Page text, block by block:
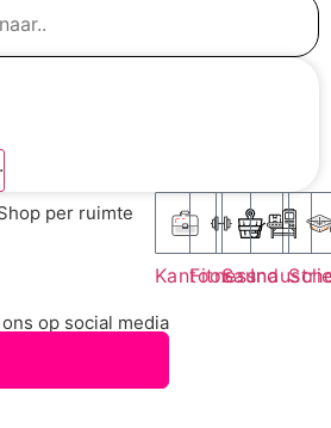
per ruimte
Kantoor
Fitness
Sauna
op social media